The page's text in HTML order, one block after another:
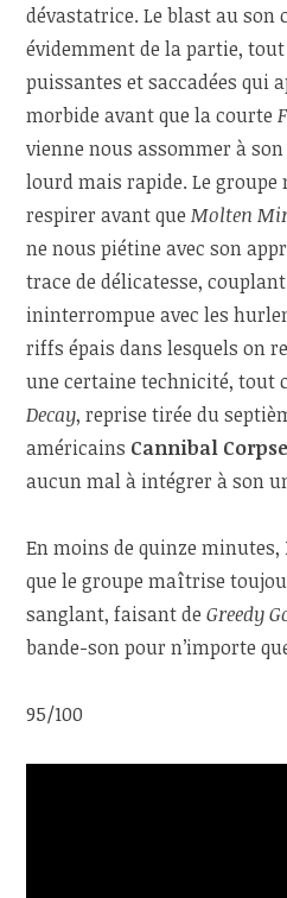
dévastatrice. Le blast au son
évidemment de la partie,
puissantes et saccadées qui
morbide avant que la courte
vienne nous assommer à
lourd mais rapide. Le groupe
respirer avant queMolten
ne nous piétine avec son
trace de délicatesse,
ininterrompue avec les
riffs épais dans lesquels on
une certaine technicité, tout
Decay, reprise tirée du
américains Cannibal
aucun mal à intégrer à son
En moins de quinze minutes,
que le groupe maîtrise
sanglant, faisant deGreedy
bande-son pour n’importe
95/100